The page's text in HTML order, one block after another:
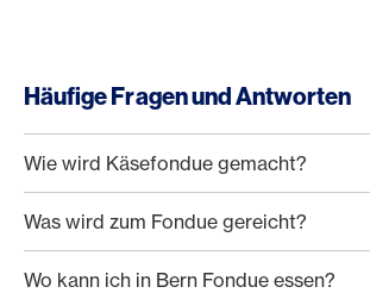
Häufige Fragen und Antworten
Wie wird Käsefondue gemacht?
Was wird zum Fondue gereicht?
Wo kann ich in Bern Fondue essen?